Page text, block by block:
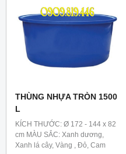
THÙNG NHỰA TRÒN 1500
L
KÍCH THƯỚC: Ø 172 - 144 x 82
cm MÀU SẮC: Xanh dương,
Xanh lá cây, Vàng , Đỏ, Cam